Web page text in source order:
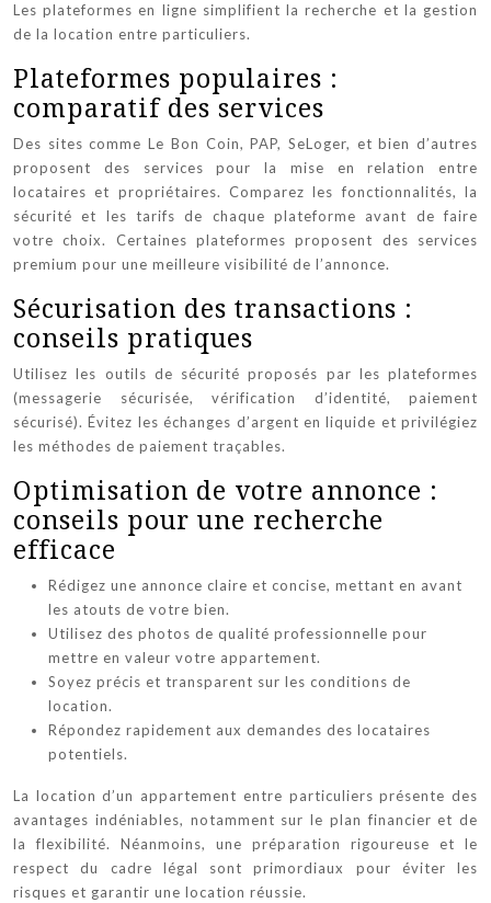
Les plateformes en ligne simplifient la recherche et la gestion
de la location entre particuliers.
Plateformes populaires :
comparatif des services
Des sites comme Le Bon Coin, PAP, SeLoger, et bien d’autres
proposent des services pour la mise en relation entre
locataires et propriétaires. Comparez les fonctionnalités, la
sécurité et les tarifs de chaque plateforme avant de faire
votre choix. Certaines plateformes proposent des services
premium pour une meilleure visibilité de l’annonce.
Sécurisation des transactions :
conseils pratiques
Utilisez les outils de sécurité proposés par les plateformes
(messagerie sécurisée, vérification d’identité, paiement
sécurisé). Évitez les échanges d’argent en liquide et privilégiez
les méthodes de paiement traçables.
Optimisation de votre annonce :
conseils pour une recherche
efficace
Rédigez une annonce claire et concise, mettant en avant
les atouts de votre bien.
Utilisez des photos de qualité professionnelle pour
mettre en valeur votre appartement.
Soyez précis et transparent sur les conditions de
location.
Répondez rapidement aux demandes des locataires
potentiels.
La location d’un appartement entre particuliers présente des
avantages indéniables, notamment sur le plan financier et de
la flexibilité. Néanmoins, une préparation rigoureuse et le
respect du cadre légal sont primordiaux pour éviter les
risques et garantir une location réussie.